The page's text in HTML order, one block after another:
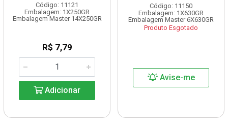
Código: 11121
Embalagem: 1X250GR
Embalagem Master 14X250GR
R$ 7,79
Adicionar
Código: 11150
Embalagem: 1X630GR
Embalagem Master 6X630GR
Produto Esgotado
Avise-me